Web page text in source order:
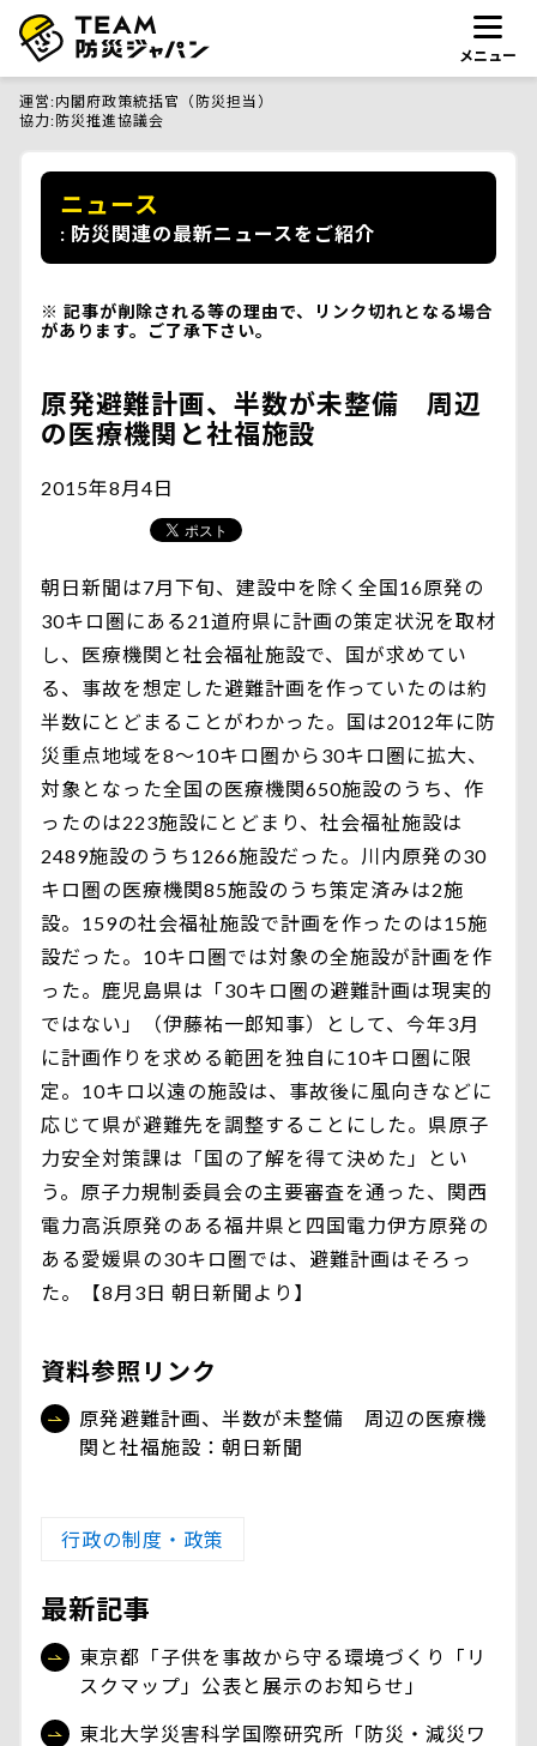
メニュー
運営 内閣府政策統括官（防災担当）
協力 防災推進協議会
ニュース
防災関連の最新ニュースをご紹介
記事が削除される等の理由で、リンク切れとなる場合
があります。ご了承下さい。
原発避難計画、半数が未整備 周辺
の医療機関と社福施設
2015年8月4日
朝日新聞は7月下旬、建設中を除く全国16原発の
30キロ圏にある21道府県に計画の策定状況を取材
し、医療機関と社会福祉施設で、国が求めてい
る、事故を想定した避難計画を作っていたのは約
半数にとどまることがわかった。国は2012年に防
災重点地域を8～10キロ圏から30キロ圏に拡大、
対象となった全国の医療機関650施設のうち、作
ったのは223施設にとどまり、社会福祉施設は
2489施設のうち1266施設だった。川内原発の30
キロ圏の医療機関85施設のうち策定済みは2施
設。159の社会福祉施設で計画を作ったのは15施
設だった。10キロ圏では対象の全施設が計画を作
った。鹿児島県は「30キロ圏の避難計画は現実的
ではない」（伊藤祐一郎知事）として、今年3月
に計画作りを求める範囲を独自に10キロ圏に限
定。10キロ以遠の施設は、事故後に風向きなどに
応じて県が避難先を調整することにした。県原子
力安全対策課は「国の了解を得て決めた」とい
う。原子力規制委員会の主要審査を通った、関西
電力高浜原発のある福井県と四国電力伊方原発の
ある愛媛県の30キロ圏では、避難計画はそろっ
た。【8月3日 朝日新聞より】
資料参照リンク
原発避難計画、半数が未整備 周辺の医療機
関と社福施設：朝日新聞
行政の制度・政策
最新記事
東京都「子供を事故から守る環境づくり「リ
スクマップ」公表と展示のお知らせ」
東北大学災害科学国際研究所「防災・減災ワ